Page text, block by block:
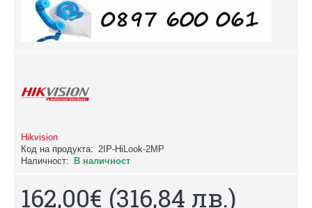
Hikvision
Код на продукта: 2IP-HiLook-2MP
Наличност:
В наличност
162,00€ (316,84 лв.)